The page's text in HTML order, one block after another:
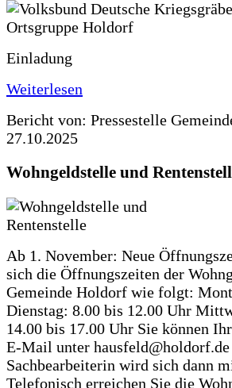
Einladung
Weiterlesen
Bericht von: Pressestelle
27.10.2025
Wohngeldstelle und
Ab 1. November: Neue
sich die Öffnungszeiten der
Gemeinde Holdorf wie folgt:
Dienstag: 8.00 bis 12.00 Uhr
14.00 bis 17.00 Uhr Sie können
E-Mail unter
Sachbearbeiterin wird sich dann
Telefonisch erreichen Sie die